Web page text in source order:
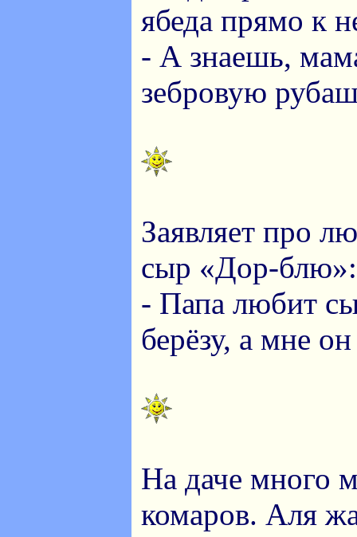
ябеда прямо к
- А знаешь,
зебровую
Заявляет про
сыр «Дор-блю»:
- Папа любит
берёзу, а мне
На даче много
комаров. Аля